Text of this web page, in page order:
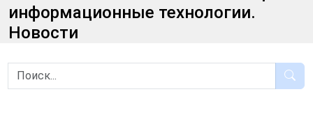
информационные технологии.
Новости